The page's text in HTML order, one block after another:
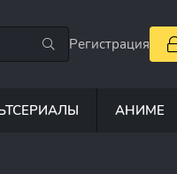
Регистрация
АНИМЕ